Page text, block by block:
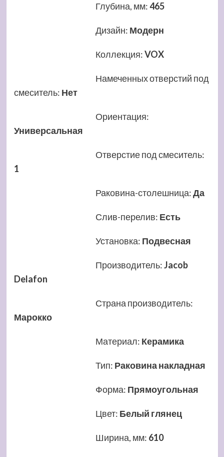
Глубина, мм:465
Дизайн: Модерн
Коллекция:VOX
Намеченных отверстий под
смеситель: Нет
Ориентация:
Универсальная
Отверстие под смеситель:
1
Раковина-столешница:Да
Слив-перелив: Есть
Установка: Подвесная
Производитель:Jacob
Delafon
Страна производитель:
Марокко
Материал: Керамика
Тип: Раковина накладная
Форма: Прямоугольная
Цвет: Белый глянец
Ширина, мм: 610